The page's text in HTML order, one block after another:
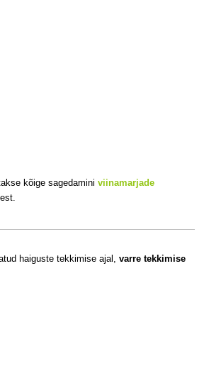
kõige sagedaminiviinamarjade
haiguste tekkimise ajal,varre tekkimise